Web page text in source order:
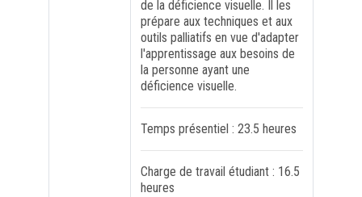
de la déficience visuelle. Il les
prépare aux techniques et aux
outils palliatifs en vue d'adapter
l'apprentissage aux besoins de
la personne ayant une
déficience visuelle.
Temps présentiel : 23.5 heures
Charge de travail étudiant : 16.5
heures